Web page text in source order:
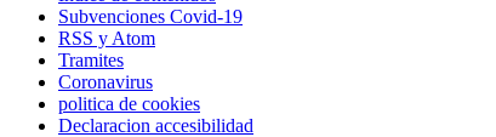
Subvenciones Covid-19
RSS y Atom
Tramites
Coronavirus
politica de cookies
Declaracion accesibilidad